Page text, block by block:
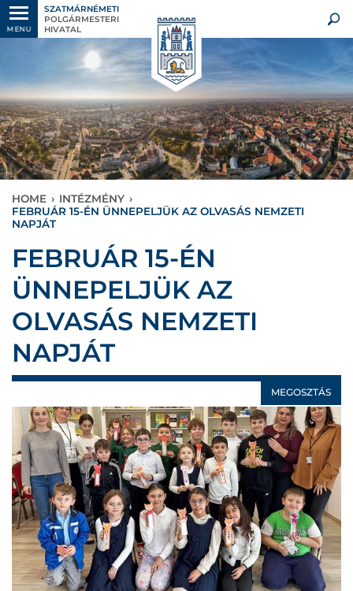
MENU
SZATMÁRNÉMETI
POLGÁRMESTERI
HIVATAL
HOME › INTÉZMÉNY ›
FEBRUÁR 15-ÉN ÜNNEPELJÜK AZ OLVASÁS NEMZETI
NAPJÁT
FEBRUÁR 15-ÉN
ÜNNEPELJÜK AZ
OLVASÁS NEMZETI
NAPJÁT
MEGOSZTÁS